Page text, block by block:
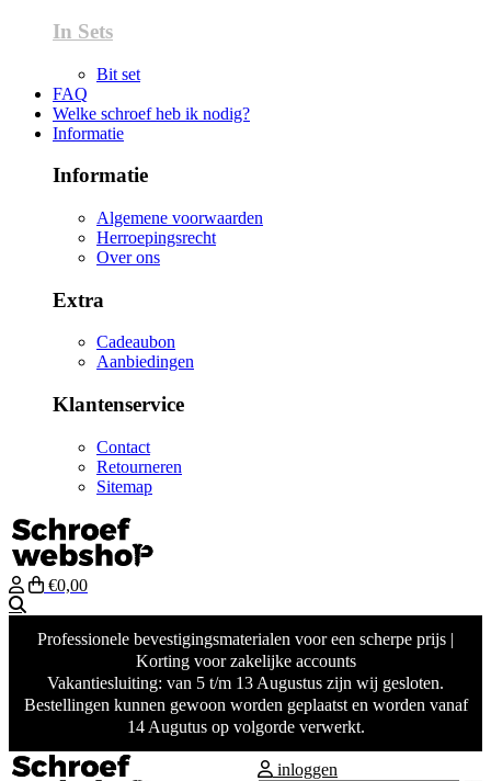
In Sets
Bit set
FAQ
Welke schroef heb ik nodig?
Informatie
Informatie
Algemene voorwaarden
Herroepingsrecht
Over ons
Extra
Cadeaubon
Aanbiedingen
Klantenservice
Contact
Retourneren
Sitemap
€0,00
Professionele bevestigingsmaterialen voor een scherpe prijs |
Korting voor zakelijke accounts
Vakantiesluiting: van 5 t/m 13 Augustus zijn wij gesloten.
Bestellingen kunnen gewoon worden geplaatst en worden vanaf
14 Augutus op volgorde verwerkt.
inloggen